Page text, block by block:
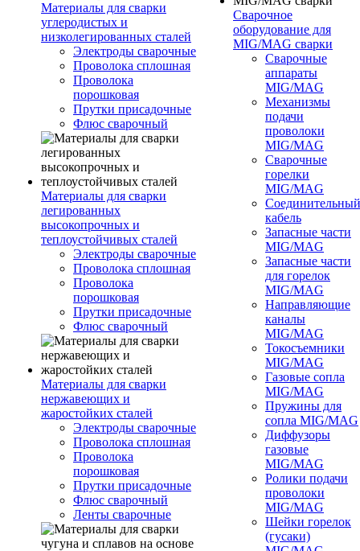
Материалы для сварки
углеродистых и
низколегированных сталей
Электроды сварочные
Проволока сплошная
Проволока
порошковая
Прутки присадочные
Флюс сварочный
Материалы для сварки
легированных
высокопрочных и
теплоустойчивых сталей
Электроды сварочные
Проволока сплошная
Проволока
порошковая
Прутки присадочные
Флюс сварочный
Материалы для сварки
нержавеющих и
жаростойких сталей
Электроды сварочные
Проволока сплошная
Проволока
порошковая
Прутки присадочные
Флюс сварочный
Ленты сварочные
Сварочное
оборудование для
MIG/MAG сварки
Сварочные
аппараты
MIG/MAG
Механизмы
подачи
проволоки
MIG/MAG
Сварочные
горелки
MIG/MAG
Соединительный
кабель
Запасные части
MIG/MAG
Запасные части
для горелок
MIG/MAG
Направляющие
каналы
MIG/MAG
Токосъемники
MIG/MAG
Газовые сопла
MIG/MAG
Пружины для
сопла MIG/MAG
Диффузоры
газовые
MIG/MAG
Ролики подачи
проволоки
MIG/MAG
Шейки горелок
(гусаки)